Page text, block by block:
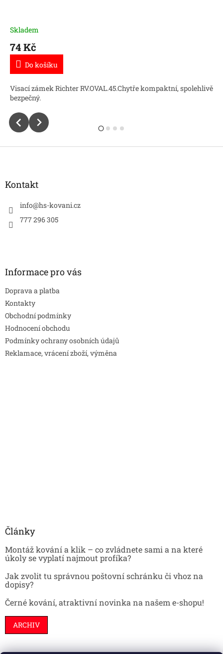
Skladem
74 Kč
Do košíku
Visací zámek Richter RV.OVAL.45.Chytře kompaktní, spolehlivě
bezpečný.
Z
Kontakt
info@hs-kovani.cz
777 296 305
Informace pro vás
Doprava a platba
Kontakty
Obchodní podmínky
Hodnocení obchodu
Podmínky ochrany osobních údajů
Reklamace, vrácení zboží, výměna
Články
Montáž kování a klik – co zvládnete sami a na které
úkoly se vyplatí najmout profíka?
Jak zvolit tu správnou poštovní schránku či vhoz na
dopisy?
Černé kování, atraktivní novinka na našem e-shopu!
ARCHIV